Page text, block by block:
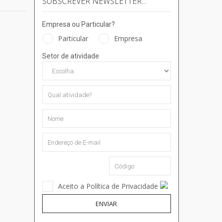
Empresa ou Particular?
Particular Empresa
Setor de atividade
Aceito a Política de Privacidade
ENVIAR